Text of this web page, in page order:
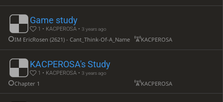
Game study
1 • KACPEROSA •3 years ago
IM EricRosen (2621) - Cant_Think-Of-A_Name (2174)KACPEROSA
KACPEROSA's Study
1 • KACPEROSA •3 years ago
Chapter 1 KACPEROSA